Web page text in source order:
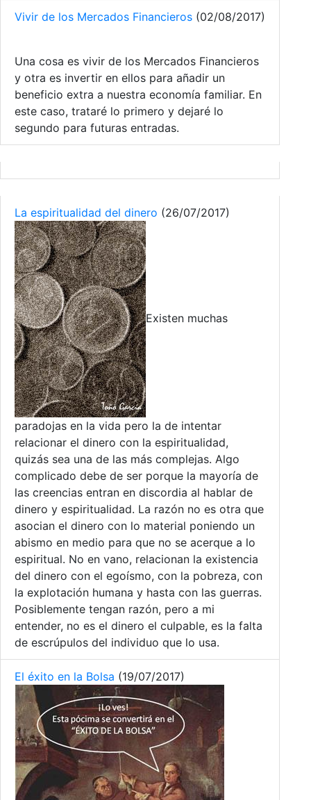
Vivir de los Mercados Financieros (02/08/2017)
Una cosa es vivir de los Mercados Financieros
y otra es invertir en ellos para añadir un
beneficio extra a nuestra economía familiar. En
este caso, trataré lo primero y dejaré lo
segundo para futuras entradas.
La espiritualidad del dinero (26/07/2017)
Existen muchas
paradojas en la vida pero la de intentar
relacionar el dinero con la espiritualidad,
quizás sea una de las más complejas. Algo
complicado debe de ser porque la mayoría de
las creencias entran en discordia al hablar de
dinero y espiritualidad. La razón no es otra que
asocian el dinero con lo material poniendo un
abismo en medio para que no se acerque a lo
espiritual. No en vano, relacionan la existencia
del dinero con el egoísmo, con la pobreza, con
la explotación humana y hasta con las guerras.
Posiblemente tengan razón, pero a mi
entender, no es el dinero el culpable, es la falta
de escrúpulos del individuo que lo usa.
El éxito en la Bolsa (19/07/2017)